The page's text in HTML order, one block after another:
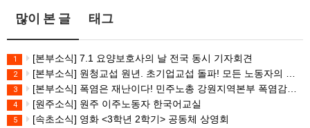
많이 본 글 태그
1 [본부소식] 7.1 요양보호사의 날 전국 동시 기자회견
2 [본부소식] 원청교섭 원년. 초기업교섭 돌파! 모든 노동자의 노동기본권 쟁취! 민주노총 7.15 총파업대회
3 [본부소식] 폭염은 재난이다! 민주노총 강원지역본부 폭염감시단 선포 기자회견
4 [원주소식] 원주 이주노동자 한국어교실
5 [속초소식] 영화 <3학년 2학기> 공동체 상영회